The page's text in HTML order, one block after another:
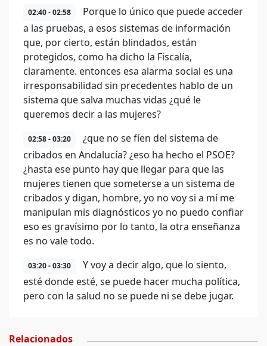
02:40 - 02:58
Porque lo único que puede acceder
a las pruebas, a esos sistemas de información
que, por cierto, están blindados, están
protegidos, como ha dicho la Fiscalía,
claramente. entonces esa alarma social es una
irresponsabilidad sin precedentes hablo de un
sistema que salva muchas vidas ¿qué le
queremos decir a las mujeres?
02:58 - 03:20
¿que no se fíen del sistema de
cribados en Andalucía? ¿eso ha hecho el PSOE?
¿hasta ese punto hay que llegar para que las
mujeres tienen que someterse a un sistema de
cribados y digan, hombre, yo no voy si a mí me
manipulan mis diagnósticos yo no puedo confiar
eso es gravísimo por lo tanto, la otra enseñanza
es no vale todo.
03:20 - 03:30
Y voy a decir algo, que lo siento,
esté donde esté, se puede hacer mucha política,
pero con la salud no se puede ni se debe jugar.
Relacionados